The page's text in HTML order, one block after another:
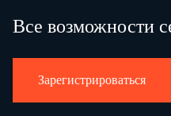
Все возможности
Зарегистрироваться